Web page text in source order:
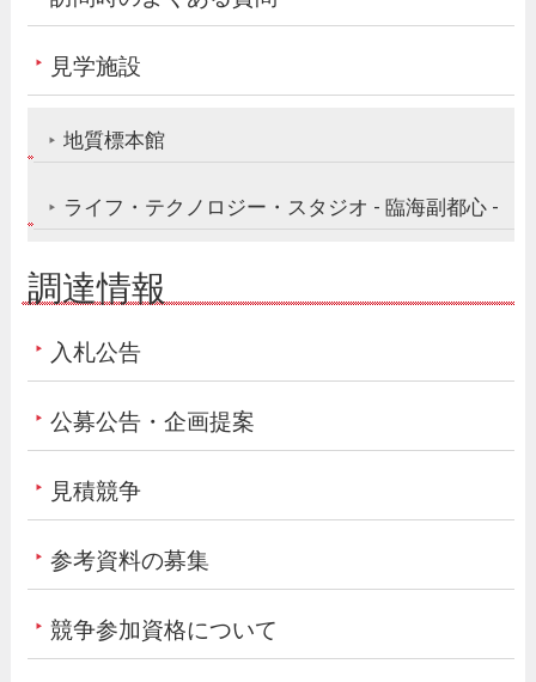
見学施設
地質標本館
ライフ・テクノロジー・スタジオ - 臨海副都心 -
調達情報
入札公告
公募公告・企画提案
見積競争
参考資料の募集
競争参加資格について